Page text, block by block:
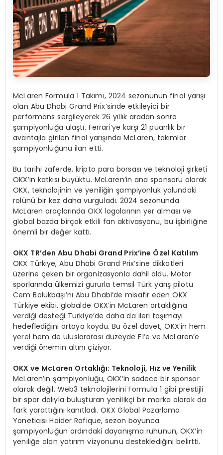
McLaren Formula 1 Takımı, 2024 sezonunun final yarışı
olan Abu Dhabi Grand Prix’sinde etkileyici bir
performans sergileyerek 26 yıllık aradan sonra
şampiyonluğa ulaştı. Ferrari’ye karşı 21 puanlık bir
avantajla girilen final yarışında McLaren, takımlar
şampiyonluğunu ilan etti.
Bu tarihi zaferde, kripto para borsası ve teknoloji şirketi
OKX’in katkısı büyüktü. McLaren’in ana sponsoru olarak
OKX, teknolojinin ve yeniliğin şampiyonluk yolundaki
rolünü bir kez daha vurguladı. 2024 sezonunda
McLaren araçlarında OKX logolarının yer alması ve
global bazda birçok etkili fan aktivasyonu, bu işbirliğine
önemli bir değer kattı.
OKX TR’den Abu Dhabi Grand Prix’ine Özel Katılım
OKX Türkiye, Abu Dhabi Grand Prix’sine dikkatleri
üzerine çeken bir organizasyonla dahil oldu. Motor
sporlarında ülkemizi gururla temsil Türk yarış pilotu
Cem Bölükbaşı’nı Abu Dhabi’de misafir eden OKX
Türkiye ekibi, globalde OKX’in McLaren ortaklığına
verdiği desteği Türkiye’de daha da ileri taşımayı
hedeflediğini ortaya koydu. Bu özel davet, OKX’in hem
yerel hem de uluslararası düzeyde F1’e ve McLaren’e
verdiği önemin altını çiziyor.
OKX ve McLaren Ortaklığı: Teknoloji, Hız ve Yenilik
McLaren’in şampiyonluğu, OKX’in sadece bir sponsor
olarak değil, Web3 teknolojilerini Formula 1 gibi prestijli
bir spor dalıyla buluşturan yenilikçi bir marka olarak da
fark yarattığını kanıtladı. OKX Global Pazarlama
Yöneticisi Haider Rafique, sezon boyunca
şampiyonluğun ardındaki dayanışma ruhunun, OKX’in
yeniliğe olan yatırım vizyonunu desteklediğini belirtti.